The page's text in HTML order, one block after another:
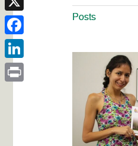
Posts
X
Facebook
LinkedIn